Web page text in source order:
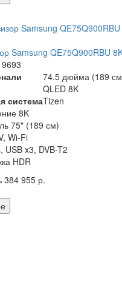
Samsung QE75Q900RBU
74.5 дюйма (189
QLED 8K
системаTizen
8K
75" (189 см)
Wi-Fi
USB x3, DVB-T2
HDR
384 955 р.